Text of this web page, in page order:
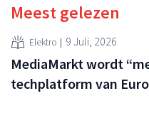
Meest gelezen
Elektro 9 Juli, 2026
MediaMarkt wordt
techplatform van